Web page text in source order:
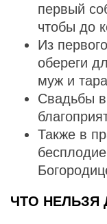
первый
чтобы до
Из
обереги
муж и
Свадьбы в
Также в
ЧТО НЕЛЬЗЯ